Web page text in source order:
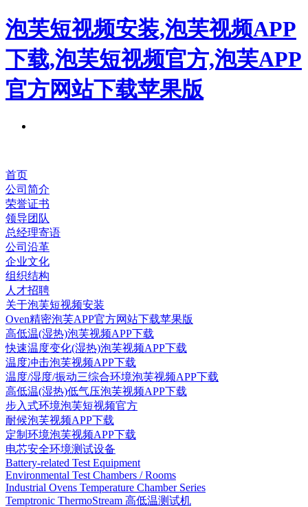
泡芙短视频安装,泡芙视频APP
下载,泡芙短视频官方,泡芙APP
官方网站下载苹果版
首页
公司简介
荣誉证书
领导团队
总经理寄语
公司沿革
企业文化
组织结构
人才招聘
关于泡芙短视频安装
Oven精密泡芙APP官方网站下载苹果版
高低温(湿热)泡芙视频APP下载
快速温度变化(湿热)泡芙视频APP下载
温度冲击泡芙视频APP下载
温度/湿度/振动三综合环境泡芙视频APP下载
高低温(湿热)低气压泡芙视频APP下载
步入式环境泡芙短视频官方
耐候泡芙视频APP下载
定制环境泡芙视频APP下载
电芯安全环境测试设备
Battery-related Test Equipment
Environmental Test Chambers / Rooms
Industrial Ovens Temperature Chamber Series
Temptronic ThermoStream 高低温测试机